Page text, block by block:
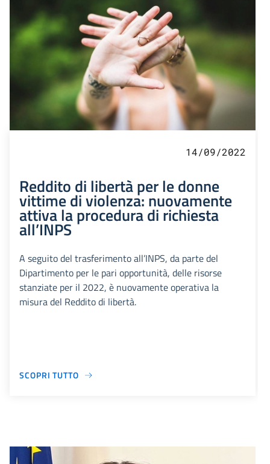
14/09/2022
Reddito di libertà per le donne
vittime di violenza: nuovamente
attiva la procedura di richiesta
all’INPS
A seguito del trasferimento all’INPS, da parte del
Dipartimento per le pari opportunità, delle risorse
stanziate per il 2022, è nuovamente operativa la
misura del Reddito di libertà.
SCOPRI TUTTO